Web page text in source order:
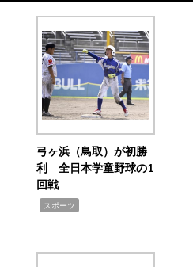
弓ヶ浜（鳥取）が初勝
利 全日本学童野球の1
回戦
スポーツ